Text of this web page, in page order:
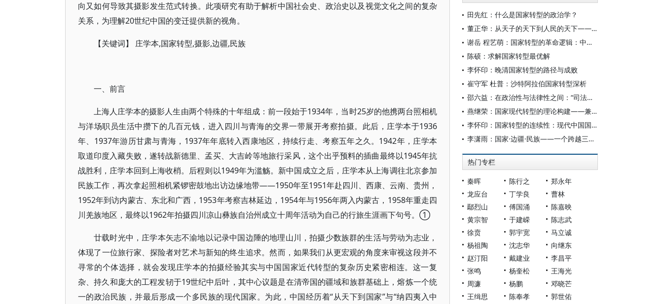
向又如何导致其摄影发生范式转换。此项研究有助于解析中国社会史、政治史以及视觉文化之间的复杂
关系，为理解20世纪中国的变迁提供新的视角。
【关键词】 庄学本,国家转型,摄影,边疆,民族
一、前言
上海人庄学本的摄影人生由两个特殊的十年组成：前一段始于1934年，当时25岁的他携两台照相机
与洋场职员生活中攒下的几百元钱，进入四川与青海的交界一带展开考察拍摄。此后，庄学本于1936
年、1937年游历甘肃与青海，1937年年底转入西康地区，持续行走、考察五年之久。1942年，庄学本
取道印度入藏失败，遂转战新德里、孟买、大吉岭等地旅行采风，这个出乎预料的插曲最终以1945年抗
战胜利，庄学本回到上海收梢。后程则以1949年为滥觞。新中国成立之后，庄学本从上海调往北京参加
民族工作，再次拿起照相机紧锣密鼓地出访边缘地带——1950年至1951年赴四川、西康、云南、贵州，
1952年到访内蒙古、东北和广西，1953年考察吉林延边，1954年与1956年两入内蒙古，1958年重走四
川羌族地区，最终以1962年拍摄四川凉山彝族自治州成立十周年活动为自己的行旅生涯画下句号。①
廿载时光中，庄学本矢志不渝地以记录中国边陲的地理山川，拍摄少数族群的生活与劳动为志业，
体现了一位旅行家、探险者对艺术与新知的终生追求。然而，如果我们从更宏观的角度来审视这段并不
寻常的个体选择，就会发现庄学本的拍摄经验其实与中国国家近代转型的复杂历史紧密相连。这一复
杂、持久和庞大的工程发轫于19世纪中后叶，其中心议题是在清帝国的疆域和族群基础上，熔炼一个统
一的政治民族，并最后形成一个多民族的现代国家。为此，中国经历着“从天下到国家”与“纳四夷入中
田先红：什么是国家转型的政治学？
董正华：从天子的天下到人民的天下——有关近代中国国家转型的几组关键词
谢岳 程艺萌：国家转型的革命逻辑：中国现代国家建设的社会起源
陈硕：求解国家转型最优解
李怀印：晚清国家转型的路径与成败
崔守军 杜普：沙特阿拉伯国家转型深析
邵六益：在政治性与法律性之间：“司法为民”的再解读（2003-2012年）
燕继荣：国家现代转型的理论构建——兼谈北大政治学的贡献
李怀印：国家转型的连续性：现代中国国家的特质与影响国家形成的因素
李潇雨：国家·边疆·民族——一个跨越三十年的视觉样本
热门专栏
秦晖 陈行之
郑永年
龙应台
丁学良
曹林
鄢烈山
傅国涌
陈嘉映
黄宗智
于建嵘
陈志武
徐贲
郭宇宽
马立诚
杨祖陶
沈志华
向继东
赵汀阳
戴建业
李昌平
张鸣
杨奎松
王海光
周濂
杨鹏
邓晓芒
王缉思
陈奉孝
郭世佑